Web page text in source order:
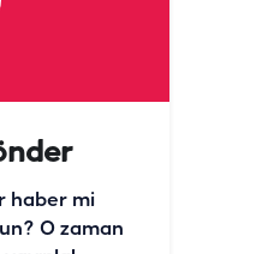
haber mi
O zaman